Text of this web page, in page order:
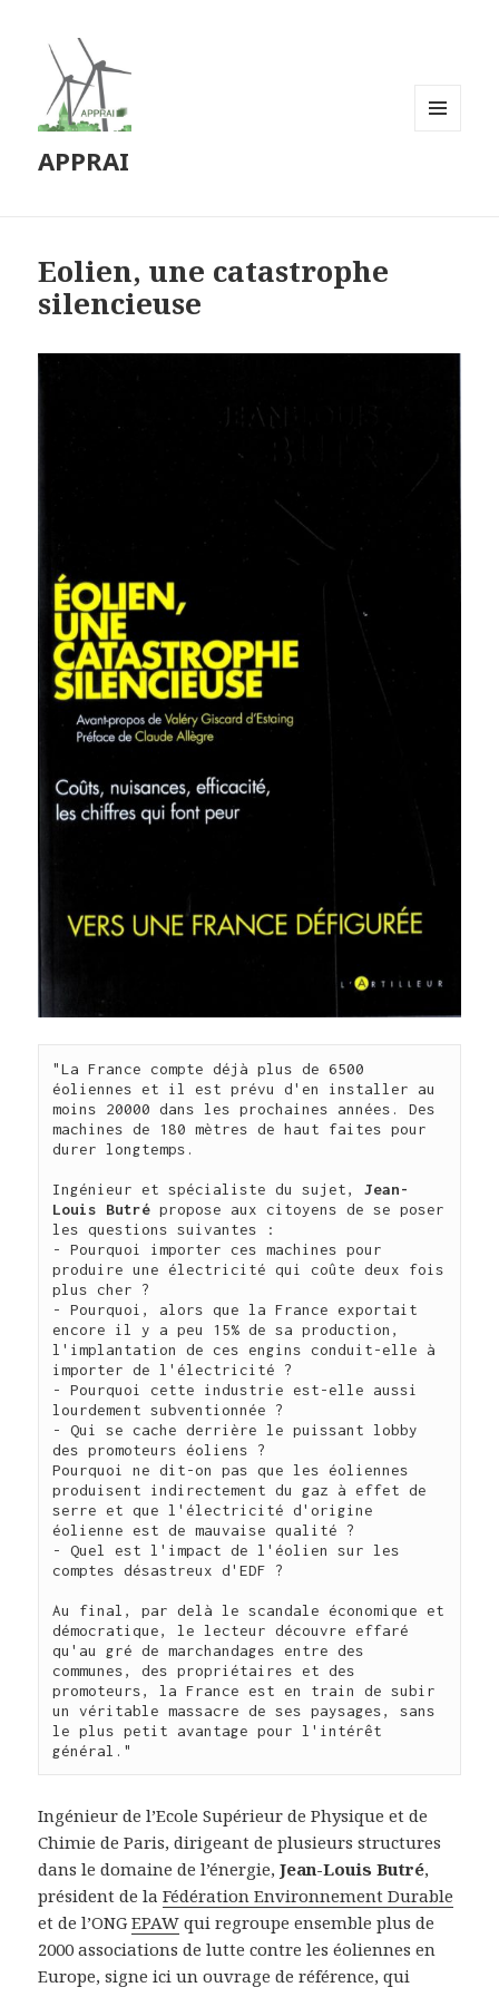
APPRAI
Eolien, une catastrophe
silencieuse
"La France compte déjà plus de 6500
éoliennes et il est prévu d'en installer au
moins 20000 dans les prochaines années. Des
machines de 180 mètres de haut faites pour
durer longtemps.
Ingénieur et spécialiste du sujet, Jean-
Louis Butré propose aux citoyens de se poser
les questions suivantes :
- Pourquoi importer ces machines pour
produire une électricité qui coûte deux fois
plus cher ?
- Pourquoi, alors que la France exportait
encore il y a peu 15% de sa production,
l'implantation de ces engins conduit-elle à
importer de l'électricité ?
- Pourquoi cette industrie est-elle aussi
lourdement subventionnée ?
- Qui se cache derrière le puissant lobby
des promoteurs éoliens ?
Pourquoi ne dit-on pas que les éoliennes
produisent indirectement du gaz à effet de
serre et que l'électricité d'origine
éolienne est de mauvaise qualité ?
- Quel est l'impact de l'éolien sur les
comptes désastreux d'EDF ?
Au final, par delà le scandale économique et
démocratique, le lecteur découvre effaré
qu'au gré de marchandages entre des
communes, des propriétaires et des
promoteurs, la France est en train de subir
un véritable massacre de ses paysages, sans
le plus petit avantage pour l'intérêt
général."
Ingénieur de l’Ecole Supérieur de Physique et de
Chimie de Paris, dirigeant de plusieurs structures
dans le domaine de l’énergie,Jean-Louis Butré,
président de laFédération Environnement Durable
et de l’ONGEPAW qui regroupe ensemble plus de
2000 associations de lutte contre les éoliennes en
Europe, signe ici un ouvrage de référence, qui